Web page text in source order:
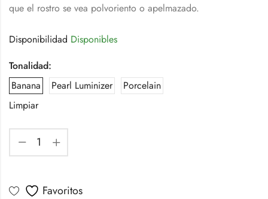
que el rostro se vea polvoriento o apelmazado.
Disponibilidad Disponibles
Tonalidad:
Banana
Pearl Luminizer
Porcelain
Limpiar
Favoritos